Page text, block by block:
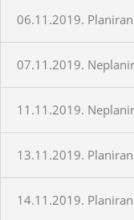
06.11.2019.
07.11.2019.
11.11.2019.
13.11.2019.
14.11.2019.